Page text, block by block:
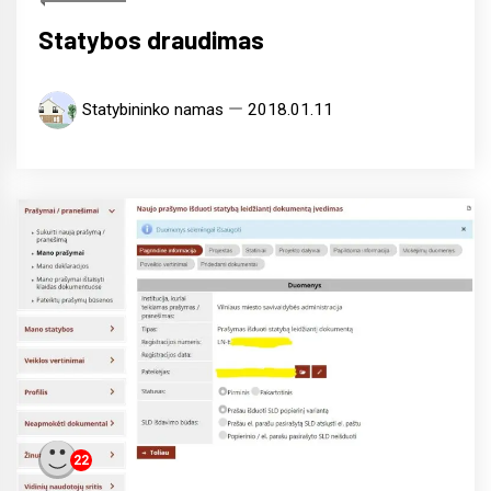
Statybos draudimas
Statybininko namas 2018.01.11
22